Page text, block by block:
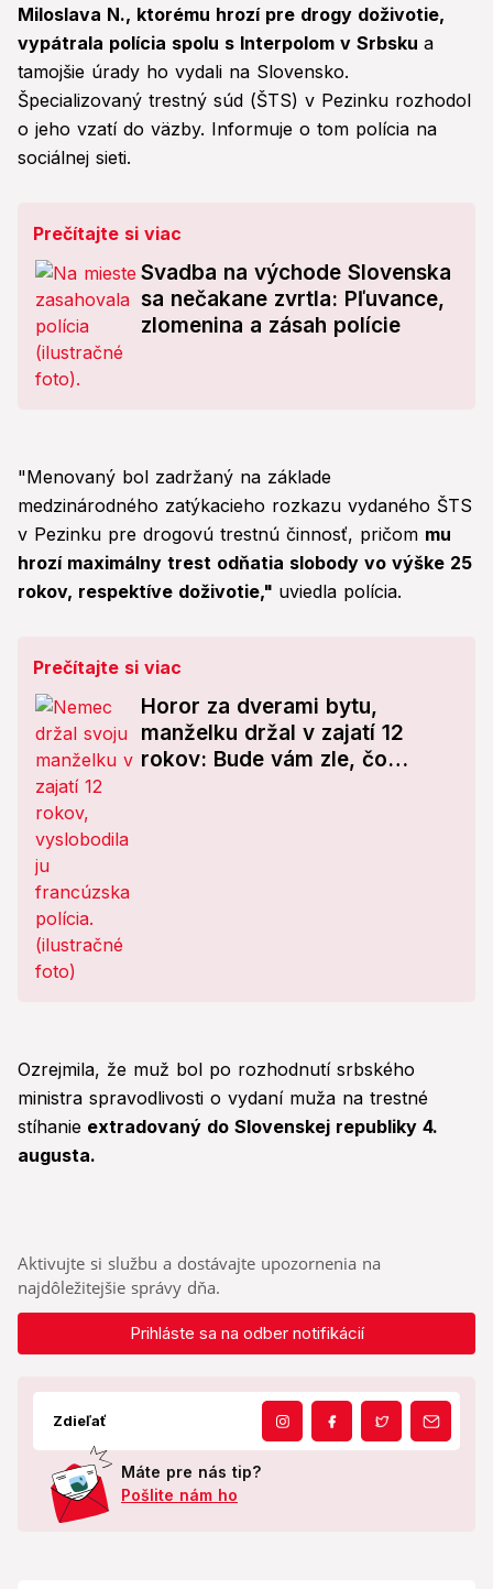
Miloslava N., ktorému hrozí pre drogy doživotie,
vypátrala polícia spolu s Interpolom v Srbsku a
tamojšie úrady ho vydali na Slovensko.
Špecializovaný trestný súd (ŠTS) v Pezinku rozhodol
o jeho vzatí do väzby. Informuje o tom polícia na
sociálnej sieti.
Prečítajte si viac
Svadba na východe Slovenska
sa nečakane zvrtla: Pľuvance,
zlomenina a zásah polície
"Menovaný bol zadržaný na základe
medzinárodného zatýkacieho rozkazu vydaného ŠTS
v Pezinku pre drogovú trestnú činnosť, pričom mu
hrozí maximálny trest odňatia slobody vo výške 25
rokov, respektíve doživotie," uviedla polícia.
Prečítajte si viac
Horor za dverami bytu,
manželku držal v zajatí 12
rokov: Bude vám zle, čo
Ozrejmila, že muž bol po rozhodnutí srbského
ministra spravodlivosti o vydaní muža na trestné
stíhanie extradovaný do Slovenskej republiky 4.
augusta.
Aktivujte si službu a dostávajte upozornenia na
najdôležitejšie správy dňa.
Prihláste sa na odber notifikácií
Zdieľať
Máte pre nás tip?
Pošlite nám ho